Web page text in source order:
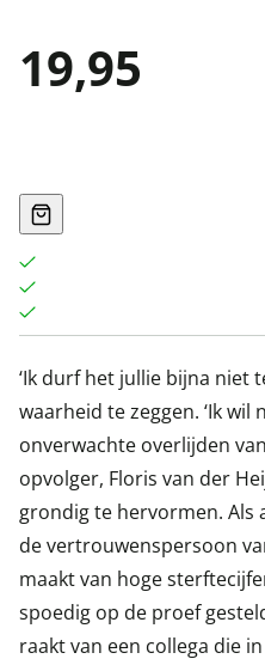
19,95
‘Ik durf het jullie bijna niet
waarheid te zeggen. ‘Ik
onverwachte overlijden
opvolger, Floris van der
grondig te hervormen. Als
de vertrouwenspersoon
maakt van hoge
spoedig op de proef
raakt van een collega die